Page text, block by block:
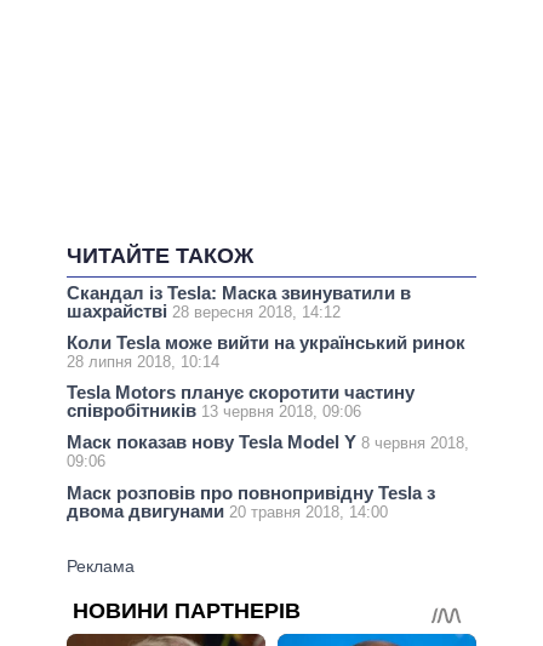
ЧИТАЙТЕ ТАКОЖ
Скандал із Tesla: Маска звинуватили в
шахрайстві 28 вересня 2018, 14:12
Коли Tesla може вийти на український ринок
28 липня 2018, 10:14
Tesla Motors планує скоротити частину
співробітників 13 червня 2018, 09:06
Маск показав нову Tesla Model Y 8 червня 2018,
09:06
Маск розповів про повнопривідну Tesla з
двома двигунами 20 травня 2018, 14:00